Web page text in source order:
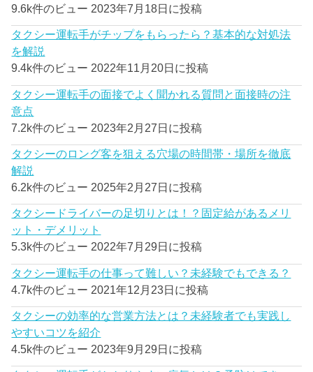
9.6k件のビュー 2023年7月18日に投稿
タクシー運転手がチップをもらったら？基本的な対処法
を解説
9.4k件のビュー 2022年11月20日に投稿
タクシー運転手の面接でよく聞かれる質問と面接時の注
意点
7.2k件のビュー 2023年2月27日に投稿
タクシーのロング客を狙える穴場の時間帯・場所を徹底
解説
6.2k件のビュー 2025年2月27日に投稿
タクシードライバーの足切りとは！？固定給があるメリ
ット・デメリット
5.3k件のビュー 2022年7月29日に投稿
タクシー運転手の仕事って難しい？未経験でもできる？
4.7k件のビュー 2021年12月23日に投稿
タクシーの効率的な営業方法とは？未経験者でも実践し
やすいコツを紹介
4.5k件のビュー 2023年9月29日に投稿